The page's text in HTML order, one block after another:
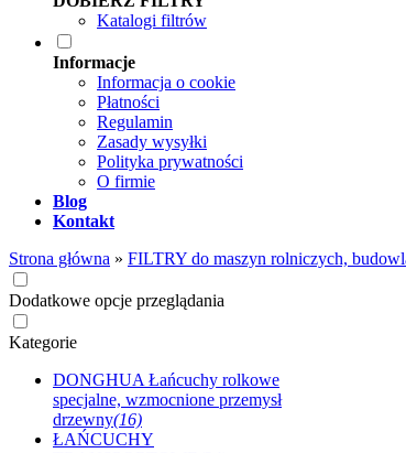
Katalogi filtrów
Informacje
Informacja o cookie
Płatności
Regulamin
Zasady wysyłki
Polityka prywatności
O firmie
Blog
Kontakt
Strona główna » FILTRY do maszyn rolniczych,
Dodatkowe opcje przeglądania
Kategorie
DONGHUA Łańcuchy rolkowe
specjalne, wzmocnione przemysł
drzewny(16)
ŁAŃCUCHY